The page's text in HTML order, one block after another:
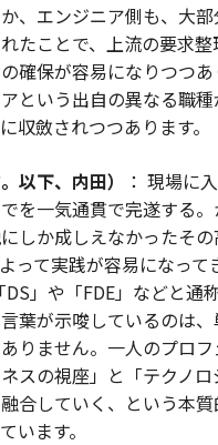
、エンジニア側も、大
たことで、上流の要求
確保が容易になりつつあ
という出自の異なる職
収斂されつつあります。
以下、内田）
： 現場に
を一気通貫で完遂する
しか成しえなかったそ
って実践が容易になって
」や「FDE」などと通
葉が示唆しているのは
りません。一人のプロ
スの視座」と「テクノ
合していく、という本
います。